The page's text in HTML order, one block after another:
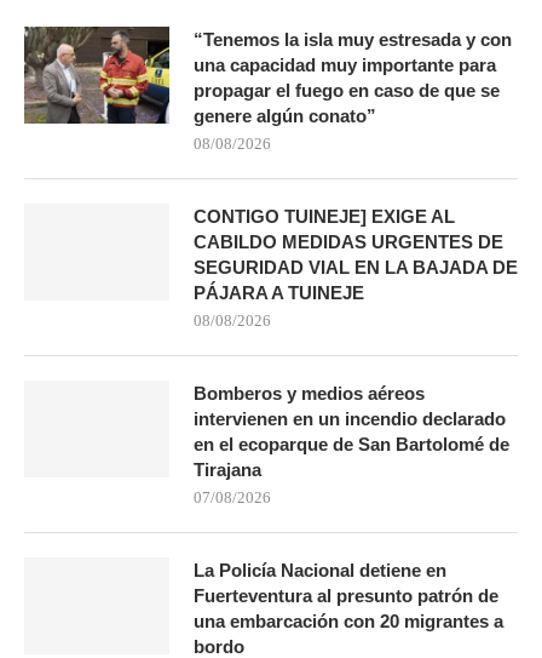
“Tenemos la isla muy estresada y con
una capacidad muy importante para
propagar el fuego en caso de que se
genere algún conato”
08/08/2026
CONTIGO TUINEJE] EXIGE AL
CABILDO MEDIDAS URGENTES DE
SEGURIDAD VIAL EN LA BAJADA DE
PÁJARA A TUINEJE
08/08/2026
Bomberos y medios aéreos
intervienen en un incendio declarado
en el ecoparque de San Bartolomé de
Tirajana
07/08/2026
La Policía Nacional detiene en
Fuerteventura al presunto patrón de
una embarcación con 20 migrantes a
bordo